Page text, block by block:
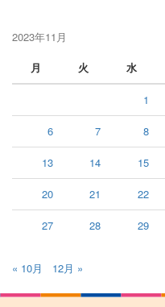
2023年11月
月
火 水
1
6 7 8
13 14 15
20 21 22
27 28 29
« 10月 12月 »